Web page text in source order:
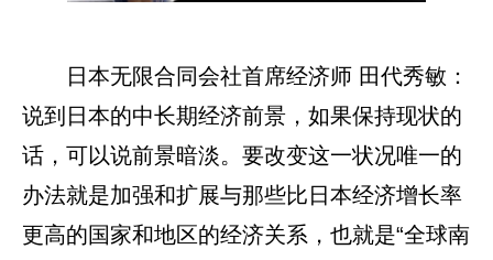
日本无限合同会社首席经济师 田代秀敏：
说到日本的中长期经济前景，如果保持现状的
话，可以说前景暗淡。要改变这一状况唯一的
办法就是加强和扩展与那些比日本经济增长率
更高的国家和地区的经济关系，也就是“全球南